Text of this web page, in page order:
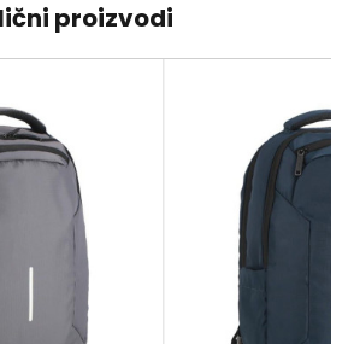
proizvodi